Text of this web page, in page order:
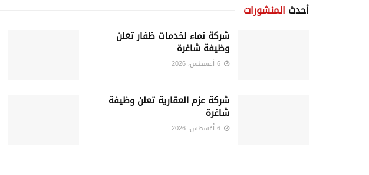
أحدث المنشورات
شركة نماء لخدمات ظفار تعلن
وظيفة شاغرة
شركة عزم العقارية تعلن وظيفة
شاغرة